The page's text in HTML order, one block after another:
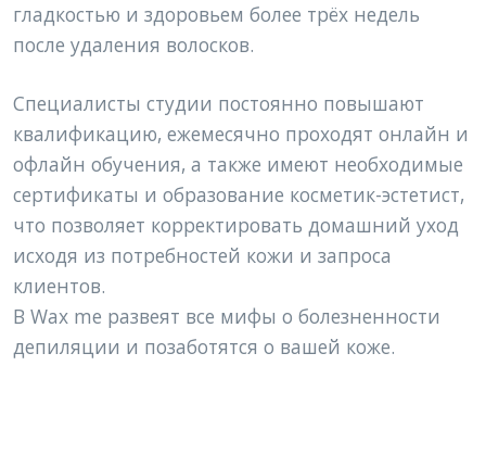
гладкостью и здоровьем более трёх недель
после удаления волосков.
Специалисты студии постоянно повышают
квалификацию, ежемесячно проходят онлайн и
офлайн обучения, а также имеют необходимые
сертификаты и образование косметик-эстетист,
что позволяет корректировать домашний уход
исходя из потребностей кожи и запроса
клиентов.
В Wax me развеят все мифы о болезненности
депиляции и позаботятся о вашей коже.